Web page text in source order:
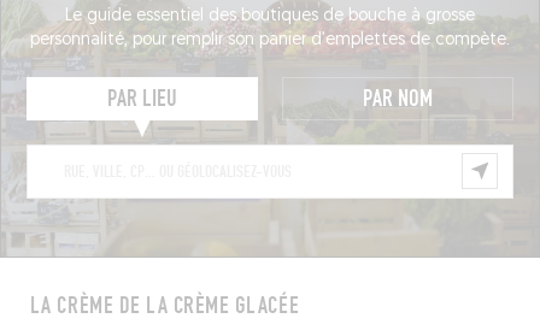
Le guide essentiel des boutiques de bouche à grosse
personnalité, pour remplir son panier d’emplettes de compète.
PAR LIEU PAR NOM
LA CRÈME DE LA CRÈME GLACÉE